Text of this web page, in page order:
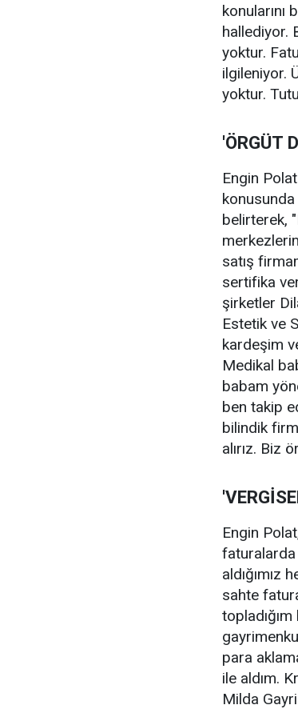
hallediyor.
yoktur.
ilgileniyor.
yoktur.
'ÖRGÜT
Engin
konusunda
belirterek,
satış
sertifika
şirketler
Estetik ve
kardeşim
Medikal
babam
ben takip
bilindik
alırız. Biz
Engin
faturalarda
aldığımız
sahte
para
ile aldım.
Milda